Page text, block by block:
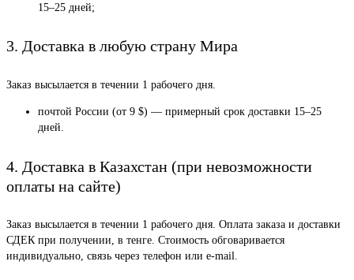
15–25 дней;
3. Доставка в любую страну Мира
Заказ высылается в течении 1 рабочего дня.
почтой России (от 9 $) — примерный срок доставки 15–25
дней.
4. Доставка в Казахстан (при невозможности
оплаты на сайте)
Заказ высылается в течении 1 рабочего дня. Оплата заказа и доставки
СДЕК при получении, в тенге. Стоимость обговаривается
индивидуально, связь через телефон или e-mail.